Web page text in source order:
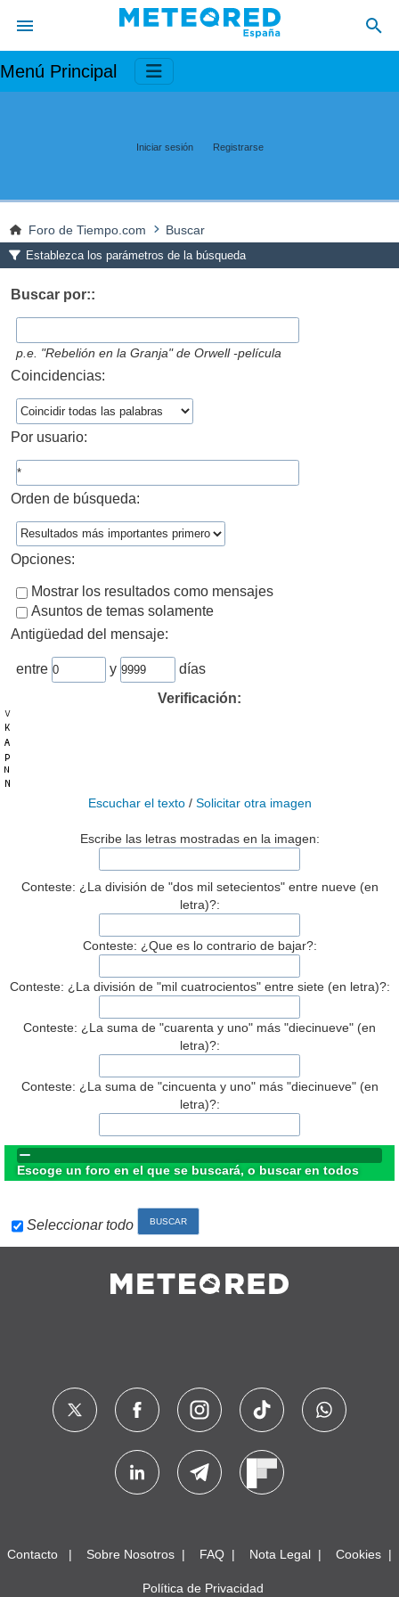
Menú Principal
Iniciar sesión Registrarse
Foro de Tiempo.com Buscar
Establezca los parámetros de la búsqueda
Buscar por::
p.e. "Rebelión en la Granja" de Orwell -película
Coincidencias:
Por usuario:
Orden de búsqueda:
Opciones:
Mostrar los resultados como mensajes
Asuntos de temas solamente
Antigüedad del mensaje:
entre y
días
Verificación:
Escuchar el texto/ Solicitar otra imagen
Escribe las letras mostradas en la imagen:
Conteste: ¿La división de "dos mil setecientos" entre nueve (en
letra)?:
Conteste: ¿Que es lo contrario de bajar?:
Conteste: ¿La división de "mil cuatrocientos" entre siete (en letra)?:
Conteste: ¿La suma de "cuarenta y uno" más "diecinueve" (en
letra)?:
Conteste: ¿La suma de "cincuenta y uno" más "diecinueve" (en
letra)?:
Escoge un foro en el que se buscará, o buscar en todos
Seleccionar todo
Contacto Sobre Nosotros FAQ Nota Legal Cookies
Política de Privacidad